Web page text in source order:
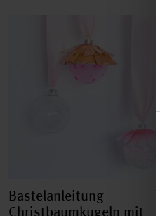
Bastelanleitung
Christbaumkugeln mit